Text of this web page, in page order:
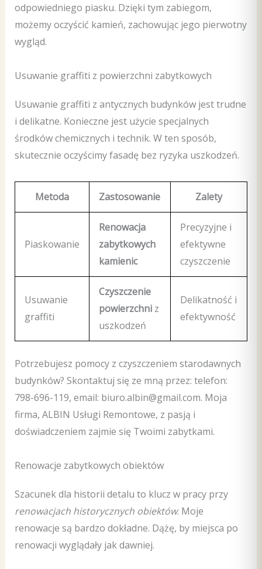
odpowiedniego piasku. Dzięki tym zabiegom,
możemy oczyścić kamień, zachowując jego pierwotny
wygląd.
Usuwanie graffiti z powierzchni zabytkowych
Usuwanie graffiti z antycznych budynków jest trudne
i delikatne. Konieczne jest użycie specjalnych
środków chemicznych i technik. W ten sposób,
skutecznie oczyścimy fasadę bez ryzyka uszkodzeń.
Metoda Zastosowanie Zalety
Piaskowanie
Renowacja
zabytkowych
kamienic
Precyzyjne i
efektywne
czyszczenie
Usuwanie
graffiti
Czyszczenie
powierzchniz
uszkodzeń
Delikatność i
efektywność
Potrzebujesz pomocy z czyszczeniem starodawnych
budynków? Skontaktuj się ze mną przez: telefon:
798-696-119, email: biuro.albin@gmail.com. Moja
firma, ALBIN Usługi Remontowe, z pasją i
doświadczeniem zajmie się Twoimi zabytkami.
Renowacje zabytkowych obiektów
Szacunek dla historii detalu to klucz w pracy przy
renowacjach historycznych obiektów. Moje
renowacje są bardzo dokładne. Dążę, by miejsca po
renowacji wyglądały jak dawniej.